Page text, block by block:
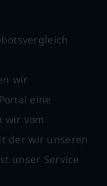
wir
eine
wir vom
der wir unseren
unser Service